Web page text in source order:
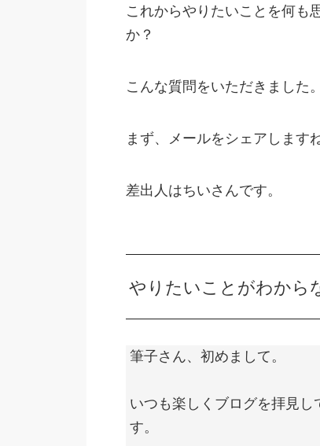
これからやりたいことを何も
か？
こんな質問をいただきました
まず、メールをシェアしますね
差出人はちいさんです。
やりたいことがわから
筆子さん、初めまして。
いつも楽しくブログを拝見
す。